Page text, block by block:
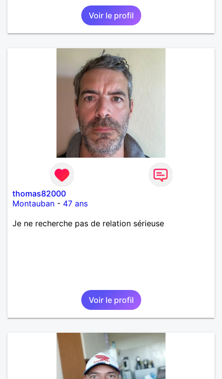
Voir le profil
thomas82000
Montauban - 47 ans
Je ne recherche pas de relation sérieuse
Voir le profil